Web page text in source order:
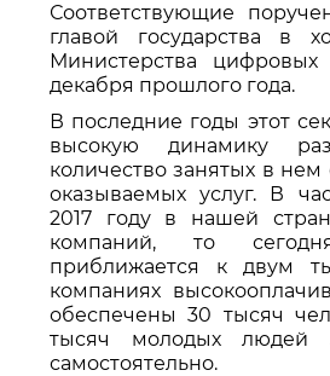
Соответствующие
главой государства в
Министерства цифровых
декабря прошлого года.
В последние годы этот
высокую динамику
количество занятых в нем
оказываемых услуг. В
2017 году в нашей
компаний, то
приближается к двум
компаниях
обеспечены 30 тысяч
тысяч молодых людей
самостоятельно.